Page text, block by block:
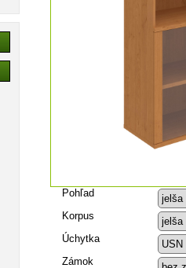
Pohľad
Korpus
Úchytka
Zámok